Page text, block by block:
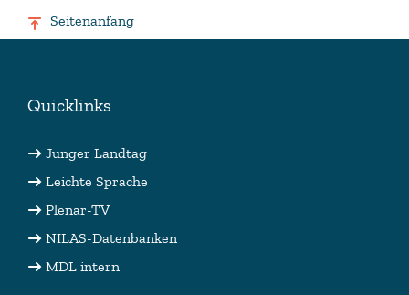
Seitenanfang
Quicklinks
Junger Landtag
Leichte Sprache
Plenar-TV
NILAS-Datenbanken
MDL intern